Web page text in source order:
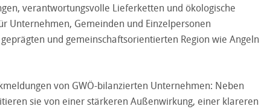
verantwortungsvolle Lieferketten und ökologische
Unternehmen, Gemeinden und Einzelpersonen
und gemeinschaftsorientierten Region wie Angeln
von GWÖ-bilanzierten Unternehmen: Neben
sie von einer stärkeren Außenwirkung, einer klareren